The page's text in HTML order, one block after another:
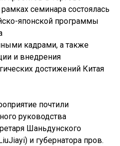
семинара состоялась
японской программы
кадрами, а также
и внедрения
достижений Китая
почтили
руководства
Шаньдунского
и губернатора пров.